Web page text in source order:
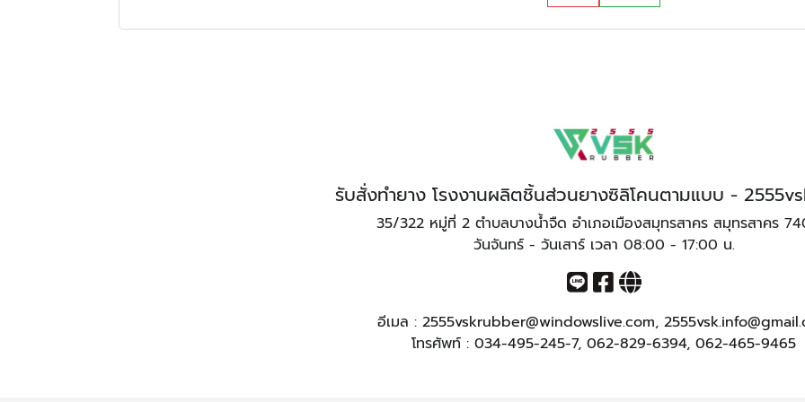
รับสั่งทำยาง โรงงานผลิตชิ้นส่วนยางซิลิโคนตามแบบ -
35/322 หมู่ที่ 2 ตำบลบางน้ำจืด อำเภอเมืองสมุทรสาคร สมุทรสาคร
วันจันทร์ - วันเสาร์ เวลา 08:00 - 17:00 น.
อีเมล : 2555vskrubber@windowslive.com,
โทรศัพท์ : 034-495-245-7, 062-829-6394, 062-465-9465